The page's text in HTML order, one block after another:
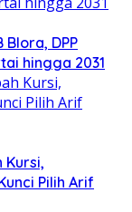
DPP
hingga 2031
Kursi,
Pilih Arif